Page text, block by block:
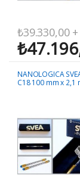
₺39.330,00+
₺
NANOLOGICA
C18 100 mm x 2,1